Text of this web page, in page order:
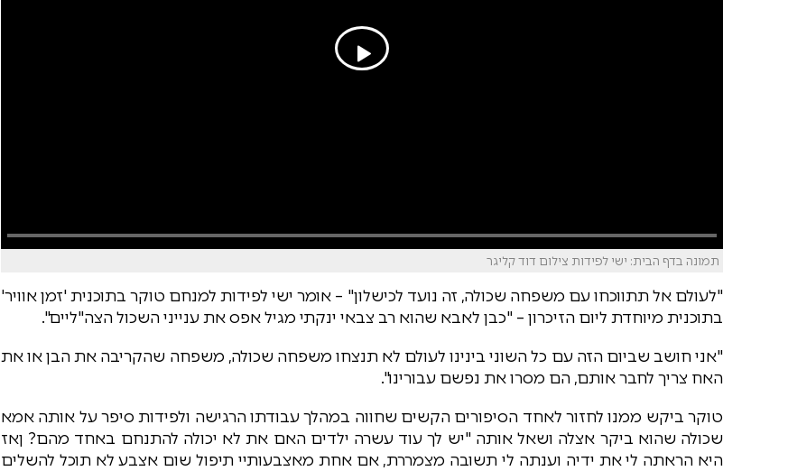
תמונה בדף הבית: ישי לפידות צילום דוד קליגר
"לעולם אל תתווכחו עם משפחה שכולה, זה נועד לכישלון" – אומר ישי לפידות למנחם טוקר בתוכנית 'זמן אוויר'
בתוכנית מיוחדת ליום הזיכרון – "כבן לאבא שהוא רב צבאי ינקתי מגיל אפס את ענייני השכול הצה"ליים".
"אני חושב שביום הזה עם כל השוני בינינו לעולם לא תנצחו משפחה שכולה, משפחה שהקריבה את הבן או את
האח צריך לחבר אותם, הם מסרו את נפשם עבורינו".
טוקר ביקש ממנו לחזור לאחד הסיפורים הקשים שחווה במהלך עבודתו הרגישה ולפידות סיפר על אותה אמא
שכולה שהוא ביקר אצלה ושאל אותה "יש לך עוד עשרה ילדים האם את לא יכולה להתנחם באחד מהם? ןאז
היא הראתה לי את ידיה וענתה לי תשובה מצמררת, אם אחת מאצבעותיי תיפול שום אצבע לא תוכל להשלים